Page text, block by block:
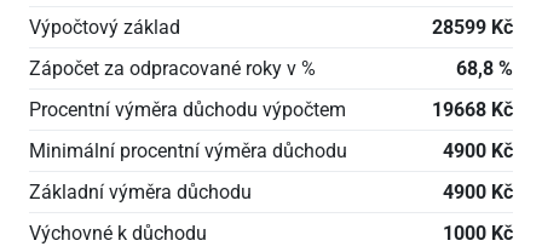
Výpočtový základ
28599 Kč
Zápočet za odpracované roky v %
68,8 %
Procentní výměra důchodu výpočtem
19668 Kč
Minimální procentní výměra důchodu
4900 Kč
Základní výměra důchodu
4900 Kč
Výchovné k důchodu
1000 Kč